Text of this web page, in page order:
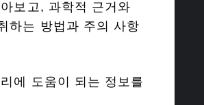
보고, 과학적 근거와
하는 방법과 주의 사항
에 도움이 되는 정보를